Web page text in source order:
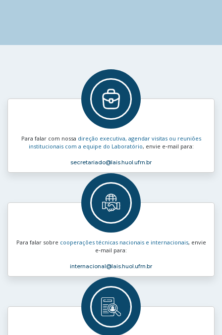
Para falar com nossa direção executiva, agendar visitas ou reuniões
institucionais com a equipe do Laboratório, envie e‑mail para:
secretariado@lais.huol.ufrn.br
Para falar sobre cooperações técnicas nacionais e internacionais, envie
e‑mail para:
internacional@lais.huol.ufrn.br